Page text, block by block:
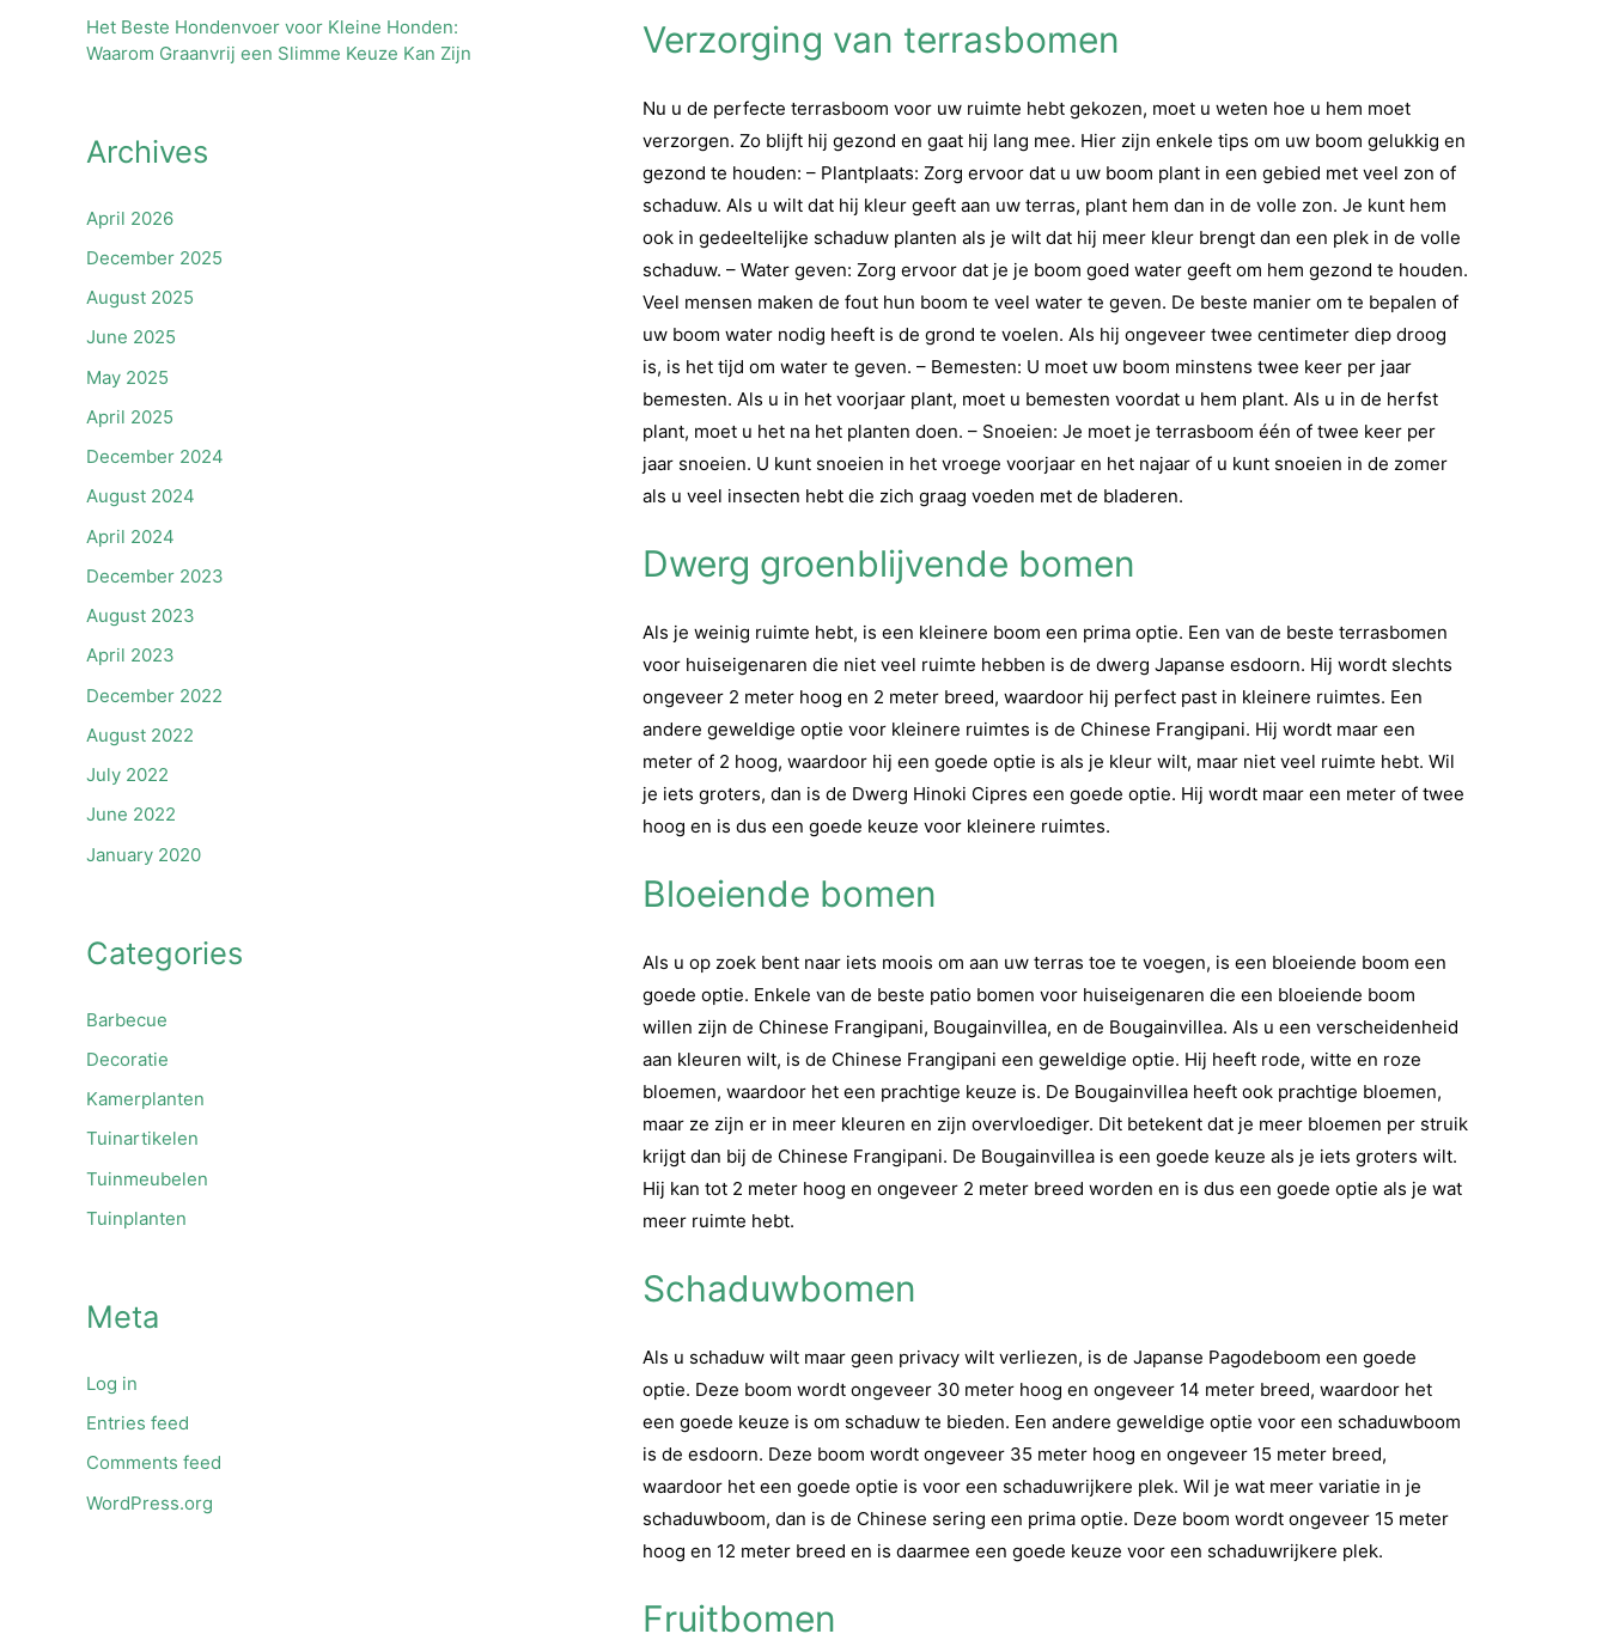
Het Beste Hondenvoer voor Kleine Honden:
Waarom Graanvrij een Slimme Keuze Kan Zijn
Archives
April 2026
December 2025
August 2025
June 2025
May 2025
April 2025
December 2024
August 2024
April 2024
December 2023
August 2023
April 2023
December 2022
August 2022
July 2022
June 2022
January 2020
Categories
Barbecue
Decoratie
Kamerplanten
Tuinartikelen
Tuinmeubelen
Tuinplanten
Meta
Log in
Entries feed
Comments feed
WordPress.org
Verzorging van terrasbomen
Nu u de perfecte terrasboom voor uw ruimte hebt gekozen, moet u weten hoe u hem moet
verzorgen. Zo blijft hij gezond en gaat hij lang mee. Hier zijn enkele tips om uw boom gelukkig en
gezond te houden: – Plantplaats: Zorg ervoor dat u uw boom plant in een gebied met veel zon of
schaduw. Als u wilt dat hij kleur geeft aan uw terras, plant hem dan in de volle zon. Je kunt hem
ook in gedeeltelijke schaduw planten als je wilt dat hij meer kleur brengt dan een plek in de volle
schaduw. – Water geven: Zorg ervoor dat je je boom goed water geeft om hem gezond te houden.
Veel mensen maken de fout hun boom te veel water te geven. De beste manier om te bepalen of
uw boom water nodig heeft is de grond te voelen. Als hij ongeveer twee centimeter diep droog
is, is het tijd om water te geven. – Bemesten: U moet uw boom minstens twee keer per jaar
bemesten. Als u in het voorjaar plant, moet u bemesten voordat u hem plant. Als u in de herfst
plant, moet u het na het planten doen. – Snoeien: Je moet je terrasboom één of twee keer per
jaar snoeien. U kunt snoeien in het vroege voorjaar en het najaar of u kunt snoeien in de zomer
als u veel insecten hebt die zich graag voeden met de bladeren.
Dwerg groenblijvende bomen
Als je weinig ruimte hebt, is een kleinere boom een prima optie. Een van de beste terrasbomen
voor huiseigenaren die niet veel ruimte hebben is de dwerg Japanse esdoorn. Hij wordt slechts
ongeveer 2 meter hoog en 2 meter breed, waardoor hij perfect past in kleinere ruimtes. Een
andere geweldige optie voor kleinere ruimtes is de Chinese Frangipani. Hij wordt maar een
meter of 2 hoog, waardoor hij een goede optie is als je kleur wilt, maar niet veel ruimte hebt. Wil
je iets groters, dan is de Dwerg Hinoki Cipres een goede optie. Hij wordt maar een meter of twee
hoog en is dus een goede keuze voor kleinere ruimtes.
Bloeiende bomen
Als u op zoek bent naar iets moois om aan uw terras toe te voegen, is een bloeiende boom een
goede optie. Enkele van de beste patio bomen voor huiseigenaren die een bloeiende boom
willen zijn de Chinese Frangipani, Bougainvillea, en de Bougainvillea. Als u een verscheidenheid
aan kleuren wilt, is de Chinese Frangipani een geweldige optie. Hij heeft rode, witte en roze
bloemen, waardoor het een prachtige keuze is. De Bougainvillea heeft ook prachtige bloemen,
maar ze zijn er in meer kleuren en zijn overvloediger. Dit betekent dat je meer bloemen per struik
krijgt dan bij de Chinese Frangipani. De Bougainvillea is een goede keuze als je iets groters wilt.
Hij kan tot 2 meter hoog en ongeveer 2 meter breed worden en is dus een goede optie als je wat
meer ruimte hebt.
Schaduwbomen
Als u schaduw wilt maar geen privacy wilt verliezen, is de Japanse Pagodeboom een goede
optie. Deze boom wordt ongeveer 30 meter hoog en ongeveer 14 meter breed, waardoor het
een goede keuze is om schaduw te bieden. Een andere geweldige optie voor een schaduwboom
is de esdoorn. Deze boom wordt ongeveer 35 meter hoog en ongeveer 15 meter breed,
waardoor het een goede optie is voor een schaduwrijkere plek. Wil je wat meer variatie in je
schaduwboom, dan is de Chinese sering een prima optie. Deze boom wordt ongeveer 15 meter
hoog en 12 meter breed en is daarmee een goede keuze voor een schaduwrijkere plek.
Fruitbomen